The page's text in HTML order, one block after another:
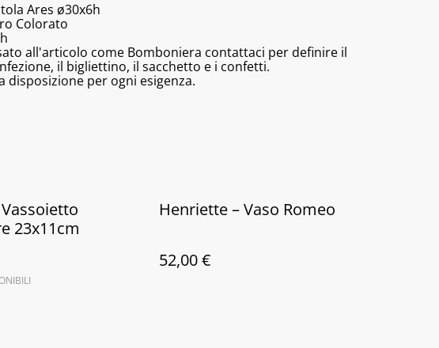
Ares ø30x6h
Colorato
all'articolo come Bomboniera contattaci per definire il
il bigliettino, il sacchetto e i confetti.
disposizione per ogni esigenza.
23x11cm
Henriette – Vaso Romeo
52,00 €